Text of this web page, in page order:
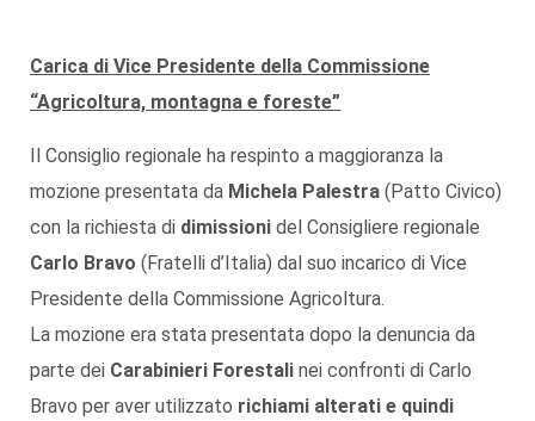
Carica di Vice Presidente della Commissione
“Agricoltura, montagna e foreste”
Il Consiglio regionale ha respinto a maggioranza la
mozione presentata da Michela Palestra (Patto Civico)
con la richiesta di dimissioni del Consigliere regionale
Carlo Bravo (Fratelli d’Italia) dal suo incarico di Vice
Presidente della Commissione Agricoltura.
La mozione era stata presentata dopo la denuncia da
parte dei Carabinieri Forestali nei confronti di Carlo
Bravo per aver utilizzato richiami alterati e quindi